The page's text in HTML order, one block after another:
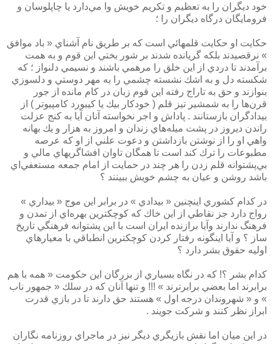
خود ديگران را به تعظيم و تكريم خويش وا مي‌دارد يا چاپلوسان و
فرومايگان درگاه ديگران را ؛
حكايت او حكايت قلمهائي است كه بر طريق نام آشناي « باد موافق
» نرقصيدند بلكه گريانده شدند بر شور بختي اين قوم و به همت
برآمدند تا دردي از اين خلق را مرهمي باشند و نسيمي دلنواز ؛ كه
شكسته دل و به اشك نشسته چشمي را به مهر دوستي و دلسوزي
بنوازند و حق به تاراج رفته اين قوم زبان در كام مانده از جور
قرن‌ها را به شمشير تيز قلم ( خودكار بيك يا كيبورد كامپيوتر ) از
بيدادگران بازستانند . پاداش و اجر نخواسته آنان آيا به كنج عزلت
راندن ديروز در پشت ميله‌هاي زندان و امروز به هزار و يك بهانه
واهي او را از نوشتن بازداشتن و دعوت علني از او كه عرصه
مطبوعات را ترك كند است تا همگان تاوان افشاگريهاي مالي و
بي‌پشتوانه قلم زدن را هر چند در حمايت از امام جمعه مستعفي‌اي
باشد روشن و عيان به چشم خويش ببينند ؟
در كدام كشوري اينچنين « بيدادي » در برابر اين موج « بيداري »
رواج دارد جز نقاطي از اين خاك كه كوچكترين بهره‌اي از تمدن و
فرهنگ ندارند وآيا برازنده ايران است با اين پشتوانه فرهنگي تاريخ
ساز ؟ و آيا اينگونه رفتار كردن كوچكترين انطباقي با معيارهاي
اوليه حقوق بشر دارد ؟
كدام بشر ؟! كه در نگاه بسياري از بزرگان اين حكومت « همه با هم
برابرند اما بعضي برابرترند » !!! و تنها آنان كه در سلك « جمهور ناب
» و « شهروندان درجه اول » هستند حق دارند تا در بازي‌ قدرت
ابراز نظر كنند و شركت جويند .
در اين ميان اما نقش بازيگري ديگر نيز در ماجراي روزنامه نگاران